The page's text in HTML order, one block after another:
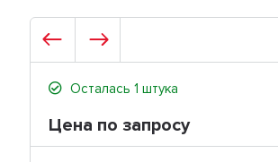
Осталась 1 штука
Цена по запросу